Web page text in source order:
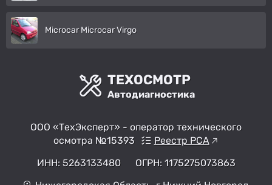
Microcar Microcar Virgo
ТЕХОСМОТР
Автодиагностика
ООО «ТехЭксперт» - оператор технического
осмотра №15393
Реестр РСА
ИНН: 5263133480
ОГРН: 1175275073863